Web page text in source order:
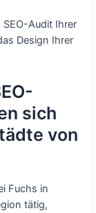
Audit Ihrer
Design Ihrer
sich
von
Fuchs in
tätig,